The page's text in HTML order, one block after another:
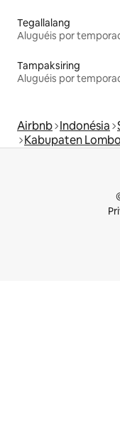
Tegallalang
Aluguéis por
Tampaksiring
Aluguéis por
Airbnb Indonésia
Kabupaten